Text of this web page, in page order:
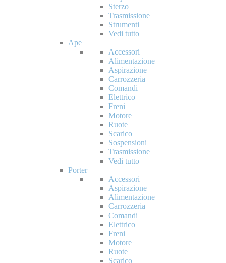
Sterzo
Trasmissione
Strumenti
Vedi tutto
Ape
Accessori
Alimentazione
Aspirazione
Carrozzeria
Comandi
Elettrico
Freni
Motore
Ruote
Scarico
Sospensioni
Trasmissione
Vedi tutto
Porter
Accessori
Aspirazione
Alimentazione
Carrozzeria
Comandi
Elettrico
Freni
Motore
Ruote
Scarico